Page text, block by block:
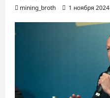
mining_broth 1 ноября 2024